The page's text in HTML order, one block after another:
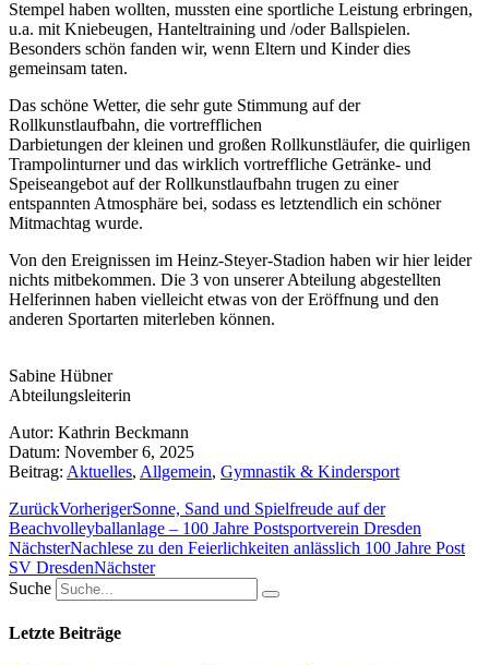
Stempel haben wollten, mussten eine sportliche Leistung erbringen,
u.a. mit Kniebeugen, Hanteltraining und /oder Ballspielen.
Besonders schön fanden wir, wenn Eltern und Kinder dies
gemeinsam taten.
Das schöne Wetter, die sehr gute Stimmung auf der
Rollkunstlaufbahn, die vortrefflichen
Darbietungen der kleinen und großen Rollkunstläufer, die quirligen
Trampolinturner und das wirklich vortreffliche Getränke- und
Speiseangebot auf der Rollkunstlaufbahn trugen zu einer
entspannten Atmosphäre bei, sodass es letztendlich ein schöner
Mitmachtag wurde.
Von den Ereignissen im Heinz-Steyer-Stadion haben wir hier leider
nichts mitbekommen. Die 3 von unserer Abteilung abgestellten
Helferinnen haben vielleicht etwas von der Eröffnung und den
anderen Sportarten miterleben können.
Sabine Hübner
Abteilungsleiterin
Autor: Kathrin Beckmann
Datum: November 6, 2025
Beitrag: Aktuelles, Allgemein, Gymnastik & Kindersport
ZurückVorherigerSonne, Sand und Spielfreude auf der
Beachvolleyballanlage – 100 Jahre Postsportverein Dresden
NächsterNachlese zu den Feierlichkeiten anlässlich 100 Jahre Post
SV DresdenNächster
Suche
Letzte Beiträge